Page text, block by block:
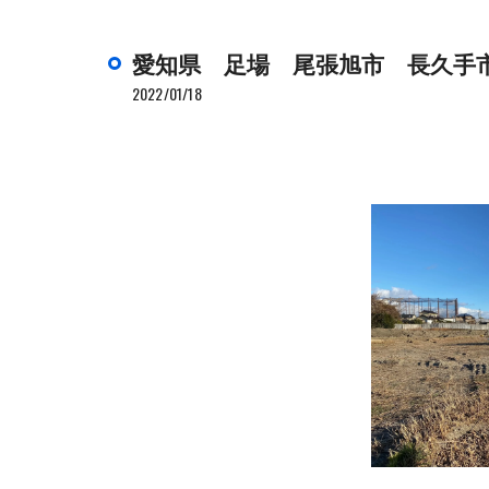
愛知県 足場 尾張旭市 長久手
2022/01/18